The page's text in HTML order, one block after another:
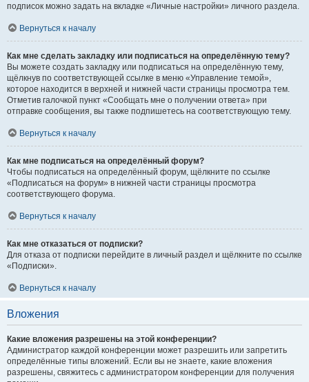
подписок можно задать на вкладке «Личные настройки» личного раздела.
Вернуться к началу
Как мне сделать закладку или подписаться на определённую тему?
Вы можете создать закладку или подписаться на определённую тему,
щёлкнув по соответствующей ссылке в меню «Управление темой»,
которое находится в верхней и нижней части страницы просмотра тем.
Отметив галочкой пункт «Сообщать мне о получении ответа» при
отправке сообщения, вы также подпишетесь на соответствующую тему.
Вернуться к началу
Как мне подписаться на определённый форум?
Чтобы подписаться на определённый форум, щёлкните по ссылке
«Подписаться на форум» в нижней части страницы просмотра
соответствующего форума.
Вернуться к началу
Как мне отказаться от подписки?
Для отказа от подписки перейдите в личный раздел и щёлкните по ссылке
«Подписки».
Вернуться к началу
Вложения
Какие вложения разрешены на этой конференции?
Администратор каждой конференции может разрешить или запретить
определённые типы вложений. Если вы не знаете, какие вложения
разрешены, свяжитесь с администратором конференции для получения